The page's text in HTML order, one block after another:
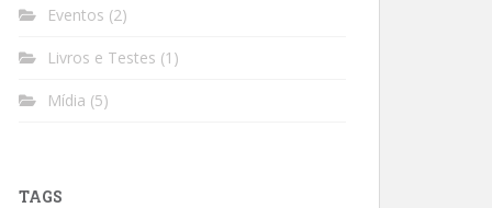
Eventos (2)
Livros e Testes (1)
Mídia (5)
TAGS